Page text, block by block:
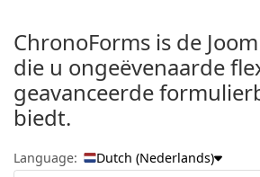
ChronoForms is de
die u ongeëvenaarde
geavanceerde
biedt.
Language: Dutch (Nederlands)